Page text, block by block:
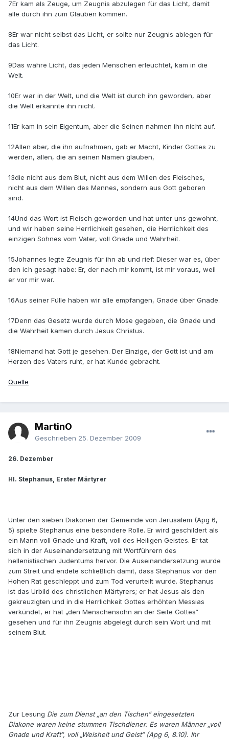
7Er kam als Zeuge, um Zeugnis abzulegen für das Licht, damit
alle durch ihn zum Glauben kommen.
8Er war nicht selbst das Licht, er sollte nur Zeugnis ablegen für
das Licht.
9Das wahre Licht, das jeden Menschen erleuchtet, kam in die
Welt.
10Er war in der Welt, und die Welt ist durch ihn geworden, aber
die Welt erkannte ihn nicht.
11Er kam in sein Eigentum, aber die Seinen nahmen ihn nicht auf.
12Allen aber, die ihn aufnahmen, gab er Macht, Kinder Gottes zu
werden, allen, die an seinen Namen glauben,
13die nicht aus dem Blut, nicht aus dem Willen des Fleisches,
nicht aus dem Willen des Mannes, sondern aus Gott geboren
sind.
14Und das Wort ist Fleisch geworden und hat unter uns gewohnt,
und wir haben seine Herrlichkeit gesehen, die Herrlichkeit des
einzigen Sohnes vom Vater, voll Gnade und Wahrheit.
15Johannes legte Zeugnis für ihn ab und rief: Dieser war es, über
den ich gesagt habe: Er, der nach mir kommt, ist mir voraus, weil
er vor mir war.
16Aus seiner Fülle haben wir alle empfangen, Gnade über Gnade.
17Denn das Gesetz wurde durch Mose gegeben, die Gnade und
die Wahrheit kamen durch Jesus Christus.
18Niemand hat Gott je gesehen. Der Einzige, der Gott ist und am
Herzen des Vaters ruht, er hat Kunde gebracht.
Quelle
MartinO
Geschrieben 25. Dezember 2009
26. Dezember
Hl. Stephanus, Erster Märtyrer
Unter den sieben Diakonen der Gemeinde von Jerusalem (Apg 6,
5) spielte Stephanus eine besondere Rolle. Er wird geschildert als
ein Mann voll Gnade und Kraft, voll des Heiligen Geistes. Er tat
sich in der Auseinandersetzung mit Wortführern des
hellenistischen Judentums hervor. Die Auseinandersetzung wurde
zum Streit und endete schließlich damit, dass Stephanus vor den
Hohen Rat geschleppt und zum Tod verurteilt wurde. Stephanus
ist das Urbild des christlichen Märtyrers; er hat Jesus als den
gekreuzigten und in die Herrlichkeit Gottes erhöhten Messias
verkündet, er hat „den Menschensohn an der Seite Gottes“
gesehen und für ihn Zeugnis abgelegt durch sein Wort und mit
seinem Blut.
Zur Lesung Die zum Dienst „an den Tischen“ ein­gesetzten
Diakone waren keine stummen Tischdiener. Es waren Männer „voll
Gnade und Kraft“, voll „Weisheit und Geist“ (Apg 6, 8.10). Ihr